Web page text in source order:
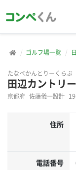
ゴルフ場一覧
たなべかんとりーくらぶ
田辺カントリ
京都府 佐藤儀一設計
住所
電話番号